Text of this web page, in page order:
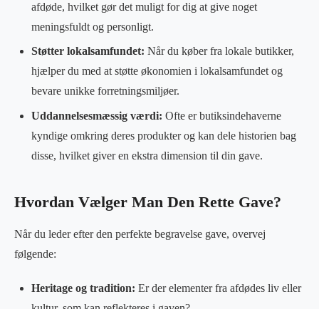
afdøde, hvilket gør det muligt for dig at give noget
meningsfuldt og personligt.
Støtter lokalsamfundet: Når du køber fra lokale butikker,
hjælper du med at støtte økonomien i lokalsamfundet og
bevare unikke forretningsmiljøer.
Uddannelsesmæssig værdi: Ofte er butiksindehaverne
kyndige omkring deres produkter og kan dele historien bag
disse, hvilket giver en ekstra dimension til din gave.
Hvordan Vælger Man Den Rette Gave?
Når du leder efter den perfekte begravelse gave, overvej
følgende:
Heritage og tradition: Er der elementer fra afdødes liv eller